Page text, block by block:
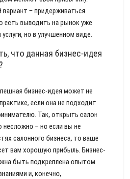
– придерживаться
есть выводить на рынок уже
но в улучшенном виде.
что данная бизнес-идея
бизнес-идея может не
если она не подходит
Так, открыть салон
– но если вы не
салонного бизнеса, то ваше
вам хорошую прибыль. Бизнес-
быть подкреплена опытом
и, конечно,